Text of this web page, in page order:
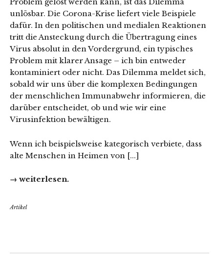
unlösbar. Die Corona-Krise liefert viele Beispiele
dafür. In den politischen und medialen Reaktionen
tritt die Ansteckung durch die Übertragung eines
Virus absolut in den Vordergrund, ein typisches
Problem mit klarer Ansage – ich bin entweder
kontaminiert oder nicht. Das Dilemma meldet sich,
sobald wir uns über die komplexen Bedingungen
der menschlichen Immunabwehr informieren, die
darüber entscheidet, ob und wie wir eine
Virusinfektion bewältigen.
Wenn ich beispielsweise kategorisch verbiete, dass
alte Menschen in Heimen von [...]
→ weiterlesen.
Artikel